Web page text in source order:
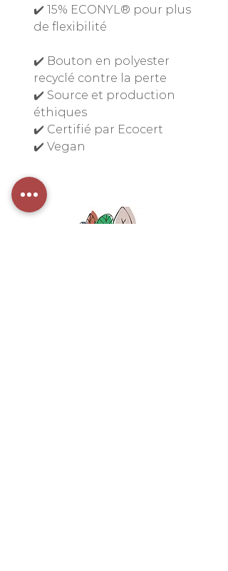
✔️ 15% ECONYL® pour plus
de flexibilité
✔️ Bouton en polyester
recyclé contre la perte
✔️ Source et production
éthiques
✔️ Certifié par Ecocert
✔️ Vegan